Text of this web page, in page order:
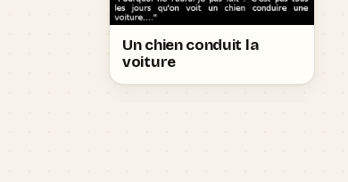
Un chien conduit la
voiture